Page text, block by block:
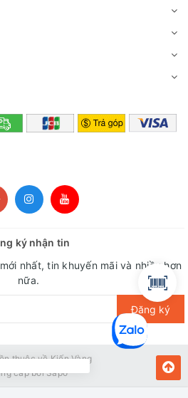
ký nhận tin
nhất, tin khuyến mãi và nhiều hơn
nữa.
Đăng ký
thuộc về Kiến Vàng
cấp bởiSapo